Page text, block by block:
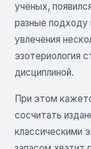
учёных,
разные
увлечения
эзотериология
дисциплиной.
При этом
сосчитать
классическими